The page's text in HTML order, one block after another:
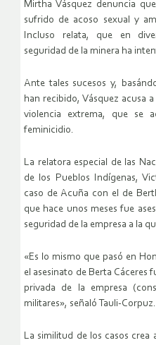
Mirtha Vásquez denuncia
sufrido de acoso sexual y
Incluso relata, que en
seguridad de la minera ha
Ante tales sucesos y,
han recibido, Vásquez acusa
violencia extrema, que se
feminicidio.
La relatora especial de las
de los Pueblos Indígenas,
caso de Acuña con el de
que hace unos meses fue
seguridad de la empresa a la
«Es lo mismo que pasó en
el asesinato de Berta Cáceres
privada de la empresa
militares», señaló Tauli-Corpuz.
La similitud de los casos